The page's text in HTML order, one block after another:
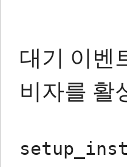
대기 이벤
비자를 활